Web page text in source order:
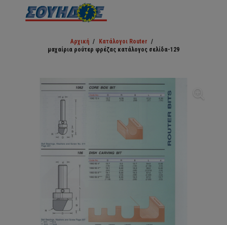
Αρχική / Κατάλογοι Router /
μαχαίρια ρούτερ φρέζας κατάλογος σελίδα-129